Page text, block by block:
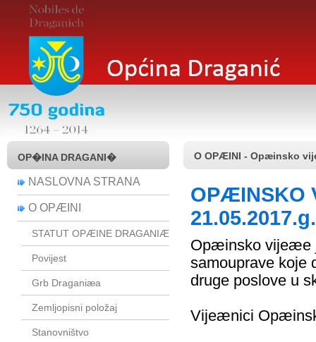
OP�INA DRAGANI�
NASLOVNA STRANA
O OPÆINI
STATUT OPÆINE DRAGANIÆ
Povijest
Grb Draganiæa
Zemljopisni položaj
Stanovništvo
O OPÆINI - Opæinsko
OPÆINSKO
21.05.2017.g.
Opæinsko vijeæe
samouprave koje
druge poslove u
Vijeænici